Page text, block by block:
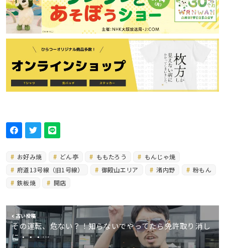
お好み焼 どん亭 ももたろう
もんじゃ焼
府道13号線（旧1号線）
御殿山エリア 渚内野
粉もん
鉄板焼
開店
古い投稿
その運転、危ない？！知らないでやってたら免許取り消し
に・・・…